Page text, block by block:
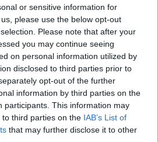
or sensitive information for
please use the below opt-out
Please note that after your
you may continue seeing
on personal information utilized by
disclosed to third parties prior to
opt-out of the further
information by third parties on the
participants. This information may
third parties on the IAB’s List of
that may further disclose it to other
προβλήματα
γυναίκας
ο σύζυγός της και η
η οποία έκανε
να